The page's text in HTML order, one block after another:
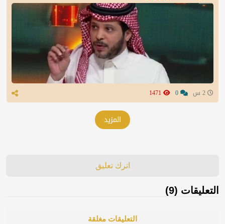
المزيد
اترك تعليق
التعليقات (9)
التعليقات مغلقة